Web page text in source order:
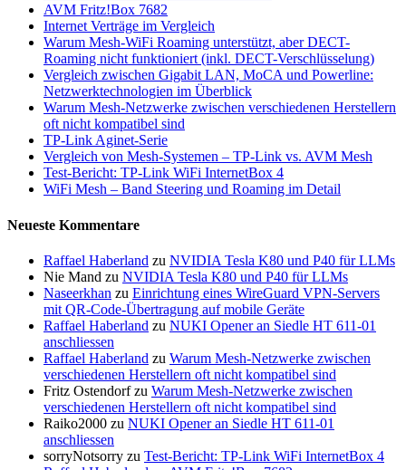
AVM Fritz!Box 7682
Internet Verträge im Vergleich
Warum Mesh-WiFi Roaming unterstützt, aber DECT-
Roaming nicht funktioniert (inkl. DECT-Verschlüsselung)
Vergleich zwischen Gigabit LAN, MoCA und Powerline:
Netzwerktechnologien im Überblick
Warum Mesh-Netzwerke zwischen verschiedenen Herstellern
oft nicht kompatibel sind
TP-Link Aginet-Serie
Vergleich von Mesh-Systemen – TP-Link vs. AVM Mesh
Test-Bericht: TP-Link WiFi InternetBox 4
WiFi Mesh – Band Steering und Roaming im Detail
Neueste Kommentare
Raffael Haberland zu NVIDIA Tesla K80 und P40 für LLMs
Nie Mand zu NVIDIA Tesla K80 und P40 für LLMs
Naseerkhan zu Einrichtung eines WireGuard VPN-Servers
mit QR-Code-Übertragung auf mobile Geräte
Raffael Haberland zu NUKI Opener an Siedle HT 611-01
anschliessen
Raffael Haberland zu Warum Mesh-Netzwerke zwischen
verschiedenen Herstellern oft nicht kompatibel sind
Fritz Ostendorfzu Warum Mesh-Netzwerke zwischen
verschiedenen Herstellern oft nicht kompatibel sind
Raiko2000 zu NUKI Opener an Siedle HT 611-01
anschliessen
sorryNotsorry zu Test-Bericht: TP-Link WiFi InternetBox 4